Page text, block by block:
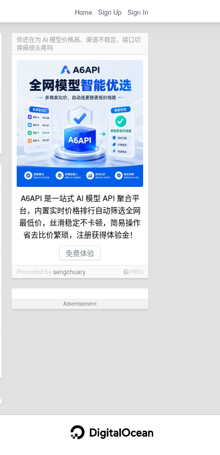
Home Sign Up Sign In
你还在为 AI 模型价格高、渠道不稳定、接口切
换麻烦头疼吗
A6API 是一站式 AI 模型 API 聚合平
台，内置实时价格排行自动筛选全网
最低价，丝滑稳定不卡顿，简易操作
省去比价繁琐，注册获得体验金！
免费体验
Promoted bysengchuary PRO
Advertisement